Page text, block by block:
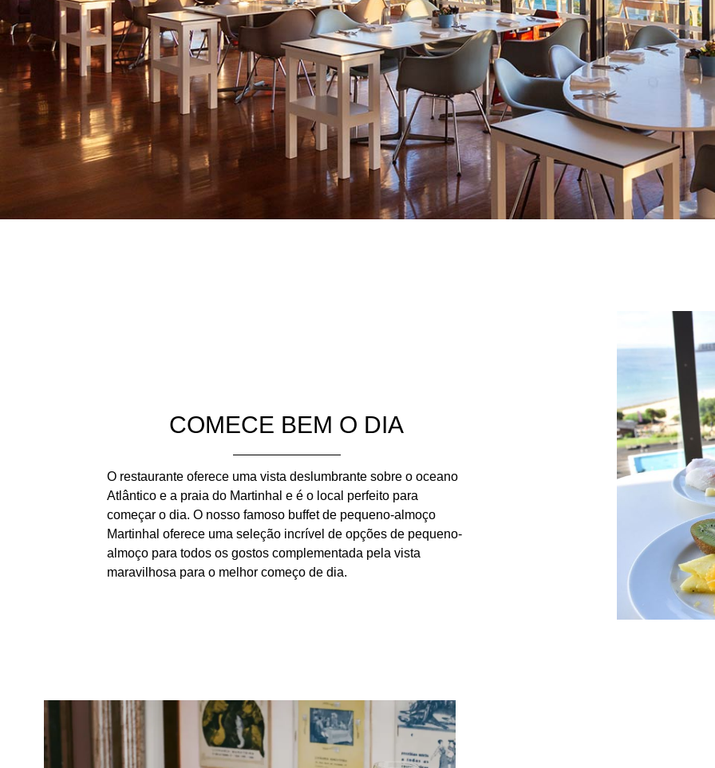
COMECE BEM O DIA
O restaurante oferece uma vista deslumbrante sobre o oceano
Atlântico e a praia do Martinhal e é o local perfeito para
começar o dia. O nosso famoso buffet de pequeno-almoço
Martinhal oferece uma seleção incrível de opções de pequeno-
almoço para todos os gostos complementada pela vista
maravilhosa para o melhor começo de dia.